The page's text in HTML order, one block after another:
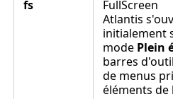
fs
FullScreen
Atlantis
initialement
mode Plein
barres
de menus
éléments